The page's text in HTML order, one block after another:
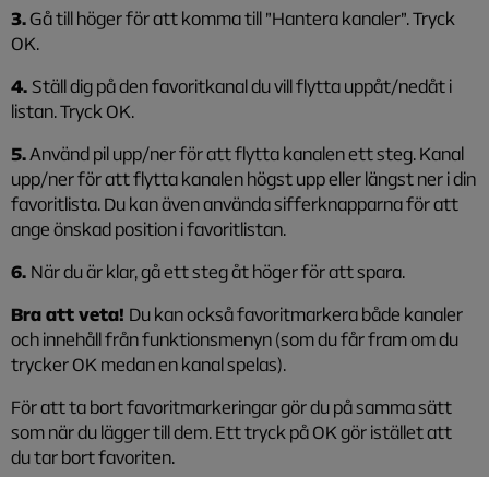
3.Gå till höger för att komma till ”Hantera kanaler”. Tryck
OK.
4. Ställ dig på den favoritkanal du vill flytta uppåt/nedåt i
listan. Tryck OK.
5.Använd pil upp/ner för att flytta kanalen ett steg. Kanal
upp/ner för att flytta kanalen högst upp eller längst ner i din
favoritlista. Du kan även använda sifferknapparna för att
ange önskad position i favoritlistan.
6. När du är klar, gå ett steg åt höger för att spara.
Bra att veta! Du kan också favoritmarkera både kanaler
och innehåll från funktionsmenyn (som du får fram om du
trycker OK medan en kanal spelas).
För att ta bort favoritmarkeringar gör du på samma sätt
som när du lägger till dem. Ett tryck på OK gör istället att
du tar bort favoriten.